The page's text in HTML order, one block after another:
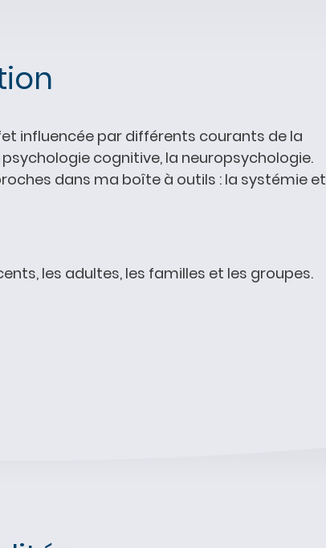
influencée par différents courants de la
cognitive, la neuropsychologie.
dans ma boîte à outils : la systémie et
les adultes, les familles et les groupes.